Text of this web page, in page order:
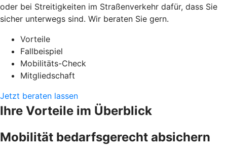
oder bei Streitigkeiten im Straßenverkehr dafür, dass Sie
sicher unterwegs sind. Wir beraten Sie gern.
Vorteile
Fallbeispiel
Mobilitäts-Check
Mitgliedschaft
Jetzt beraten lassen
Ihre Vorteile im Überblick
Mobilität bedarfsgerecht absichern